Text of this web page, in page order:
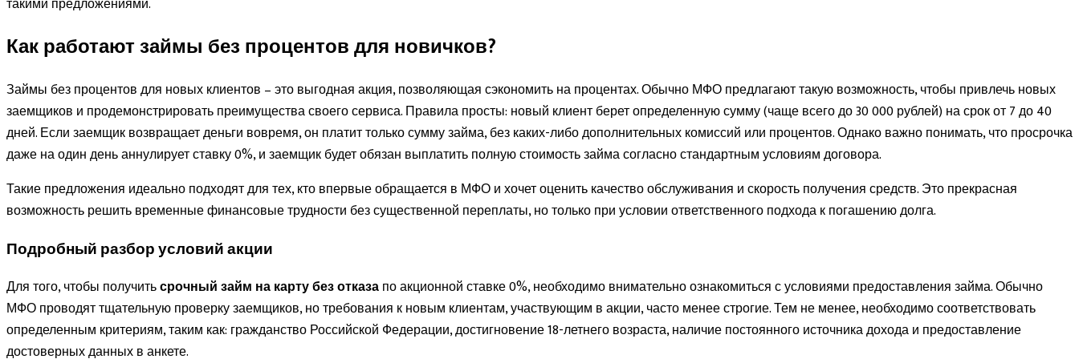
такими предложениями.
Как работают займы без процентов для новичков?
Займы без процентов для новых клиентов – это выгодная акция, позволяющая сэкономить на процентах. Обычно МФО предлагают такую возможность, чтобы привлечь новых
заемщиков и продемонстрировать преимущества своего сервиса. Правила просты: новый клиент берет определенную сумму (чаще всего до 30 000 рублей) на срок от 7 до 40
дней. Если заемщик возвращает деньги вовремя, он платит только сумму займа, без каких-либо дополнительных комиссий или процентов. Однако важно понимать, что просрочка
даже на один день аннулирует ставку 0%, и заемщик будет обязан выплатить полную стоимость займа согласно стандартным условиям договора.
Такие предложения идеально подходят для тех, кто впервые обращается в МФО и хочет оценить качество обслуживания и скорость получения средств. Это прекрасная
возможность решить временные финансовые трудности без существенной переплаты, но только при условии ответственного подхода к погашению долга.
Подробный разбор условий акции
Для того, чтобы получитьсрочный займ на карту без отказапо акционной ставке 0%, необходимо внимательно ознакомиться с условиями предоставления займа. Обычно
МФО проводят тщательную проверку заемщиков, но требования к новым клиентам, участвующим в акции, часто менее строгие. Тем не менее, необходимо соответствовать
определенным критериям, таким как: гражданство Российской Федерации, достигновение 18-летнего возраста, наличие постоянного источника дохода и предоставление
достоверных данных в анкете.